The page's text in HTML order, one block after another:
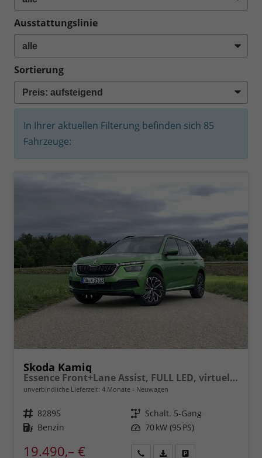
Ausstattungslinie
Sortierung
In Ihrer aktuellen Filterung befinden sich 85
Fahrzeuge:
Skoda Kamiq
Essence Front+Lane Assist, FULL LED, virtuelles Cockpit, , Klima, Parksensoren, ISOFIX, el. Fensterheber vorn uvm.
unverbindliche Lieferzeit: 4 Monate Neuwagen
Fahrzeugnr. 82895 Getriebe Schalt. 5-Gang
Kraftstoff Benzin Leistung 70 kW (95 PS)
19.490,– €